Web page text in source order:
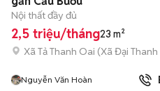
Nội thất đầy đủ
2,5 triệu/tháng23 m²
Xã Tả Thanh Oai (Xã Đại Thanh
Nguyễn Văn Hoàn